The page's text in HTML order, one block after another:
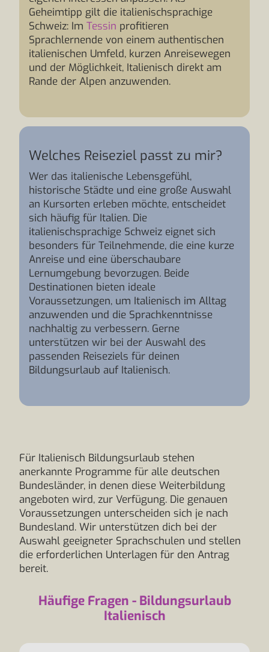
Geheimtipp gilt die italienischsprachige
Schweiz: Im Tessin profitieren
Sprachlernende von einem authentischen
italienischen Umfeld, kurzen Anreisewegen
und der Möglichkeit, Italienisch direkt am
Rande der Alpen anzuwenden.
Welches Reiseziel passt zu mir?
Wer das italienische Lebensgefühl,
historische Städte und eine große Auswahl
an Kursorten erleben möchte, entscheidet
sich häufig für Italien. Die
italienischsprachige Schweiz eignet sich
besonders für Teilnehmende, die eine kurze
Anreise und eine überschaubare
Lernumgebung bevorzugen. Beide
Destinationen bieten ideale
Voraussetzungen, um Italienisch im Alltag
anzuwenden und die Sprachkenntnisse
nachhaltig zu verbessern. Gerne
unterstützen wir bei der Auswahl des
passenden Reiseziels für deinen
Bildungsurlaub auf Italienisch.
Für Italienisch Bildungsurlaub stehen
anerkannte Programme für alle deutschen
Bundesländer, in denen diese Weiterbildung
angeboten wird, zur Verfügung. Die genauen
Voraussetzungen unterscheiden sich je nach
Bundesland. Wir unterstützen dich bei der
Auswahl geeigneter Sprachschulen und stellen
die erforderlichen Unterlagen für den Antrag
bereit.
Häufige Fragen - Bildungsurlaub
Italienisch